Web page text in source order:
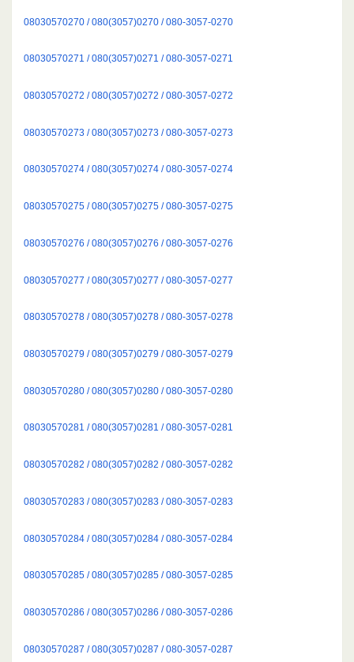
08030570270 / 080(3057)0270 / 080-3057-0270
08030570271 / 080(3057)0271 / 080-3057-0271
08030570272 / 080(3057)0272 / 080-3057-0272
08030570273 / 080(3057)0273 / 080-3057-0273
08030570274 / 080(3057)0274 / 080-3057-0274
08030570275 / 080(3057)0275 / 080-3057-0275
08030570276 / 080(3057)0276 / 080-3057-0276
08030570277 / 080(3057)0277 / 080-3057-0277
08030570278 / 080(3057)0278 / 080-3057-0278
08030570279 / 080(3057)0279 / 080-3057-0279
08030570280 / 080(3057)0280 / 080-3057-0280
08030570281 / 080(3057)0281 / 080-3057-0281
08030570282 / 080(3057)0282 / 080-3057-0282
08030570283 / 080(3057)0283 / 080-3057-0283
08030570284 / 080(3057)0284 / 080-3057-0284
08030570285 / 080(3057)0285 / 080-3057-0285
08030570286 / 080(3057)0286 / 080-3057-0286
08030570287 / 080(3057)0287 / 080-3057-0287